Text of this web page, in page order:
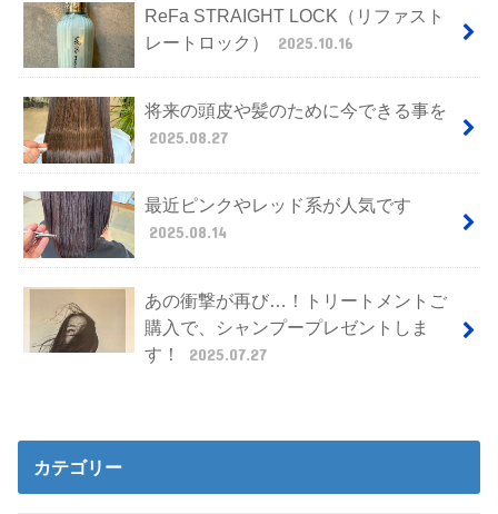
ReFa STRAIGHT LOCK（リファスト
レートロック）
2025.10.16
将来の頭皮や髪のために今できる事を
2025.08.27
最近ピンクやレッド系が人気です
2025.08.14
あの衝撃が再び…！トリートメントご
購入で、シャンプープレゼントしま
す！
2025.07.27
カテゴリー